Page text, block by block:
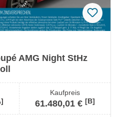
AMG Night StHz
Kaufpreis
61.480,01 € [B]